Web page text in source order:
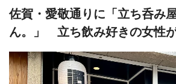
佐賀・愛敬通りに「立ち呑み
ん。」 立ち飲み好きの女性